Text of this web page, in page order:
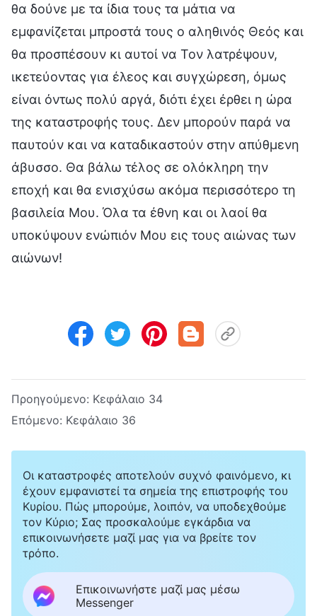
θα δούνε με τα ίδια τους τα μάτια να
εμφανίζεται μπροστά τους ο αληθινός Θεός και
θα προσπέσουν κι αυτοί να Τον λατρέψουν,
ικετεύοντας για έλεος και συγχώρεση, όμως
είναι όντως πολύ αργά, διότι έχει έρθει η ώρα
της καταστροφής τους. Δεν μπορούν παρά να
παυτούν και να καταδικαστούν στην απύθμενη
άβυσσο. Θα βάλω τέλος σε ολόκληρη την
εποχή και θα ενισχύσω ακόμα περισσότερο τη
βασιλεία Μου. Όλα τα έθνη και οι λαοί θα
υποκύψουν ενώπιόν Μου εις τους αιώνας των
αιώνων!
Προηγούμενο: Κεφάλαιο 34
Επόμενο: Κεφάλαιο 36
Οι καταστροφές αποτελούν συχνό φαινόμενο, κι
έχουν εμφανιστεί τα σημεία της επιστροφής του
Κυρίου. Πώς μπορούμε, λοιπόν, να υποδεχθούμε
τον Κύριο; Σας προσκαλούμε εγκάρδια να
επικοινωνήσετε μαζί μας για να βρείτε τον
τρόπο.
Επικοινωνήστε μαζί μας μέσω
Messenger